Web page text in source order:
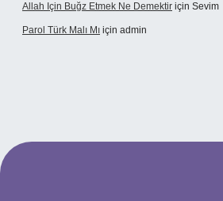
Allah Için Buğz Etmek Ne Demektir için Sevim
Parol Türk Malı Mı için admin